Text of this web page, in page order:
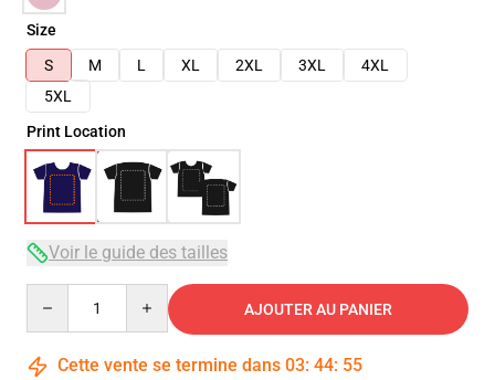
Size
S
M L XL 2XL 3XL
4XL
5XL
Print Location
Voir le guide des tailles
AJOUTER AU PANIER
Cette vente se termine dans 03: 44: 54